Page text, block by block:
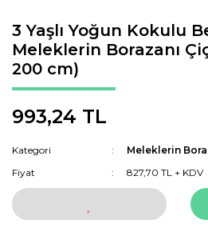
3 Yaşlı Yoğun Kokulu
Meleklerin Borazanı
200 cm)
993,24 TL
Kategori
Meleklerin
Fiyat
827,70 TL + KDV